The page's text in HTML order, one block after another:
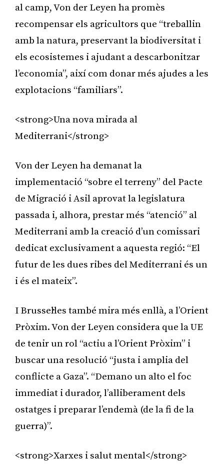
al camp, Von der Leyen ha promès
recompensar els agricultors que “treballin
amb la natura, preservant la biodiversitat i
els ecosistemes i ajudant a descarbonitzar
l’economia”, així com donar més ajudes a les
explotacions “familiars”.
<strong>Una nova mirada al
Mediterrani</strong>
Von der Leyen ha demanat la
implementació “sobre el terreny” del Pacte
de Migració i Asil aprovat la legislatura
passada i, alhora, prestar més “atenció” al
Mediterrani amb la creació d’un comissari
dedicat exclusivament a aquesta regió: “El
futur de les dues ribes del Mediterrani és un
i és el mateix”.
I Brussel·les també mira més enllà, a l’Orient
Pròxim. Von der Leyen considera que la UE
de tenir un rol “actiu a l’Orient Pròxim” i
buscar una resolució “justa i amplia del
conflicte a Gaza”. “Demano un alto el foc
immediat i durador, l’alliberament dels
ostatges i preparar l’endemà (de la fi de la
guerra)”.
<strong>Xarxes i salut mental</strong>